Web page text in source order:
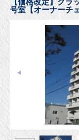
号室【オーナーチ